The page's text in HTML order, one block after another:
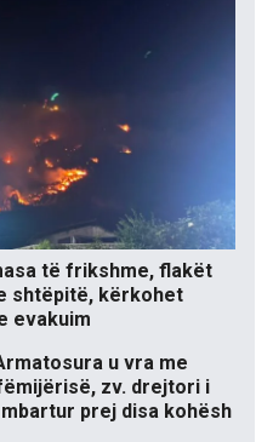
të frikshme, flakët
shtëpitë, kërkohet
evakuim
u vra me
zv. drejtori i
prej disa kohësh